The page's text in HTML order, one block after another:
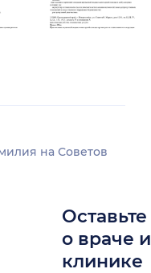
на Советов
о враче
клинике